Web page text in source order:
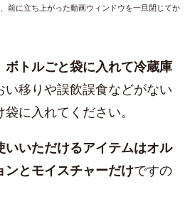
前に立ち上がった動画ウィンドウを一旦閉じてか
ボトルごと袋に入れて冷蔵庫
い移りや誤飲誤食などがない
に入れてください。
いいただけるアイテムはオル
ンとモイスチャーだけですの